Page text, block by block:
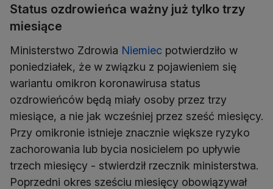
Status ozdrowieńca ważny już tylko trzy
miesiące
Ministerstwo Zdrowia Niemiec potwierdziło w
poniedziałek, że w związku z pojawieniem się
wariantu omikron koronawirusa status
ozdrowieńców będą miały osoby przez trzy
miesiące, a nie jak wcześniej przez sześć miesięcy.
Przy omikronie istnieje znacznie większe ryzyko
zachorowania lub bycia nosicielem po upływie
trzech miesięcy - stwierdził rzecznik ministerstwa.
Poprzedni okres sześciu miesięcy obowiązywał